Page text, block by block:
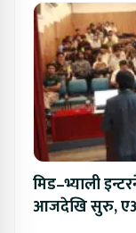
मिड–भ्याली
आजदेखि सुरु,